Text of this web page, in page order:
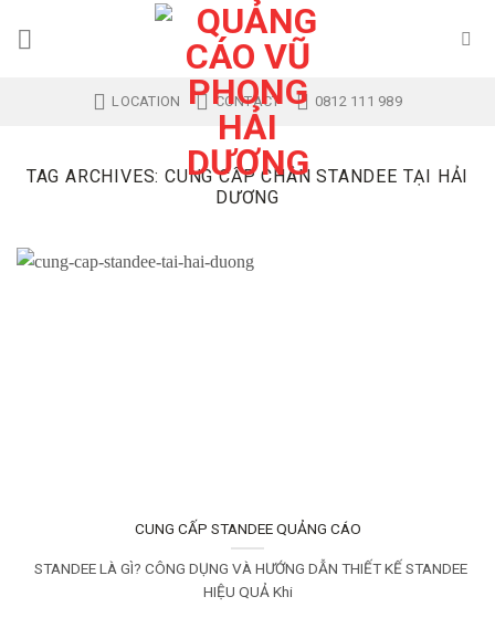
LOCATION CONTACT 0812 111 989
TAG ARCHIVES: CUNG CẤP CHÂN STANDEE TẠI HẢI
DƯƠNG
CUNG CẤP STANDEE QUẢNG CÁO
STANDEE LÀ GÌ? CÔNG DỤNG VÀ HƯỚNG DẪN THIẾT KẾ STANDEE
HIỆU QUẢ Khi